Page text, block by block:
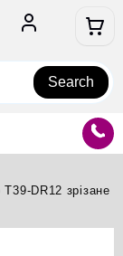
Search
DR12 зрізане